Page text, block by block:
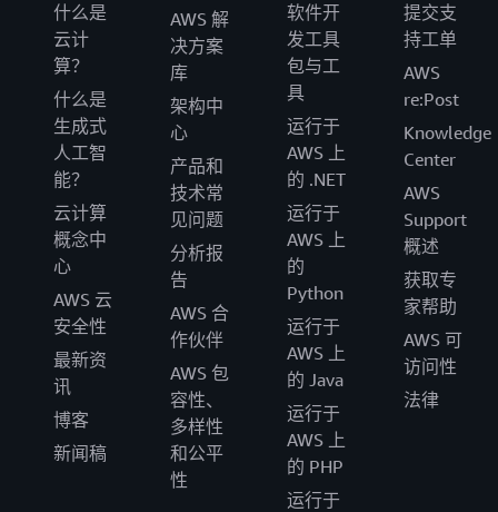
什么是
云计
算？
什么是
生成式
人工智
能？
云计算
概念中
心
AWS 云
安全性
最新资
讯
博客
新闻稿
AWS 解
决方案
库
架构中
心
产品和
技术常
见问题
分析报
告
AWS 合
作伙伴
AWS 包
容性、
多样性
和公平
性
软件开
发工具
包与工
具
运行于
AWS 上
的 .NET
运行于
AWS 上
的
Python
运行于
AWS 上
的 Java
运行于
AWS 上
的 PHP
运行于
提交支
持工单
AWS
re:Post
Knowledge
Center
AWS
Support
概述
获取专
家帮助
AWS 可
访问性
法律